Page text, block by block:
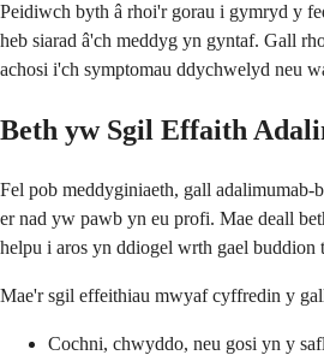
Peidiwch byth â rhoi'r gorau i gymryd y
heb siarad â'ch meddyg yn gyntaf. Gall
achosi i'ch symptomau ddychwelyd neu
Beth yw Sgil Effaith
Fel pob meddyginiaeth, gall
er nad yw pawb yn eu profi. Mae deall
helpu i aros yn ddiogel wrth gael buddion
Mae'r sgil effeithiau mwyaf cyffredin y
Cochni, chwyddo, neu gosi yn y